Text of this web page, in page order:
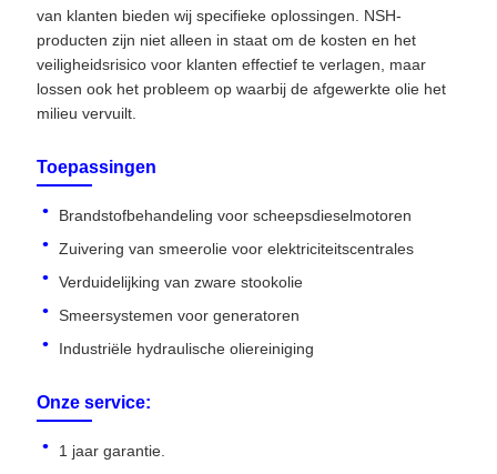
van klanten bieden wij specifieke oplossingen. NSH-
producten zijn niet alleen in staat om de kosten en het
veiligheidsrisico voor klanten effectief te verlagen, maar
lossen ook het probleem op waarbij de afgewerkte olie het
milieu vervuilt.
Toepassingen
Brandstofbehandeling voor scheepsdieselmotoren
Zuivering van smeerolie voor elektriciteitscentrales
Verduidelijking van zware stookolie
Smeersystemen voor generatoren
Industriële hydraulische oliereiniging
Onze service:
1 jaar garantie.